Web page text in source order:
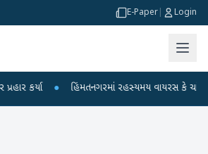
E-Paper Login
● હિંમતનગરમાં રહસ્યમય વાયરસ કે ચાંદીપુરા?